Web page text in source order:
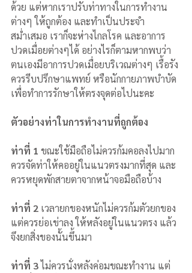
ด้วย แต่หากเราปรับท่าทางในการทำงาน
ต่างๆ ให้ถูกต้อง และทำเป็นประจำ
สม่ำเสมอ เราก็จะห่างไกลโรค และอาการ
ปวดเมื่อยต่างๆได้ อย่างไรก็ตามหากพบว่า
ตนเองมีอาการปวดเมื่อยบริเวณต่างๆ เรื้อรัง
ควรรีบปรึกษาแพทย์ หรือนักกายภาพบำบัด
เพื่อทำการรักษาให้ตรงจุดต่อไปนะคะ
ตัวอย่างท่าในการทำงานที่ถูกต้อง
ท่าที่ 1 ขณะใช้มือถือไม่ควรก้มคอลงไปมาก
ควรจัดท่าให้คออยู่ในแนวตรงมากที่สุด และ
ควรหยุดพักสายตาจากหน้าจอมือถือบ้าง
ท่าที่ 2 เวลายกของหนักไม่ควรก้มตัวยกของ
แต่ควรย่อเข่าลง ให้หลังอยู่ในแนวตรง แล้ว
จึงยกสิ่งของนั้นขึ้นมา
ท่าที่ 3 ไม่ควรนั่งหลังค่อมขณะทำงาน แต่